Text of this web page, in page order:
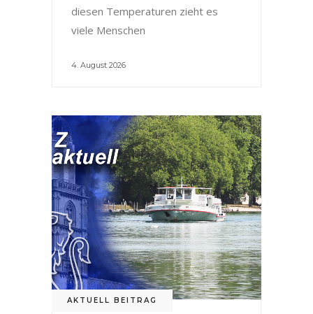
diesen Temperaturen zieht es
viele Menschen
4. August 2026
AKTUELL BEITRAG